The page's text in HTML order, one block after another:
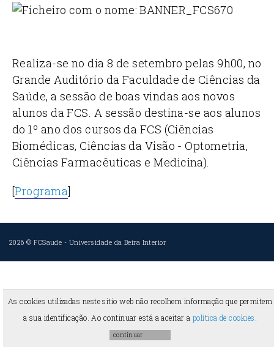
Realiza-se no dia 8 de setembro pelas 9h00, no
Grande Auditório da Faculdade de Ciências da
Saúde, a sessão de boas vindas aos novos
alunos da FCS. A sessão destina-se aos alunos
do 1º ano dos cursos da FCS (Ciências
Biomédicas, Ciências da Visão - Optometria,
Ciências Farmacêuticas e Medicina).
[Programa]
As cookies utilizadas neste sítio web não recolhem informação que permitem
a sua identificação. Ao continuar está a aceitar a política de cookies
2026 ©FCSaude - Universidade da Beira Interior